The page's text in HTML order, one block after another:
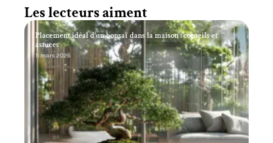
Les lecteurs aiment
Placement idéal d’un bonsaï dans la maison : conseils et
astuces
11 mars 2026